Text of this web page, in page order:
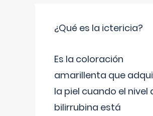
¿Qué es la ictericia?
Es la coloración
amarillenta que
la piel cuando el nivel
bilirrubina está